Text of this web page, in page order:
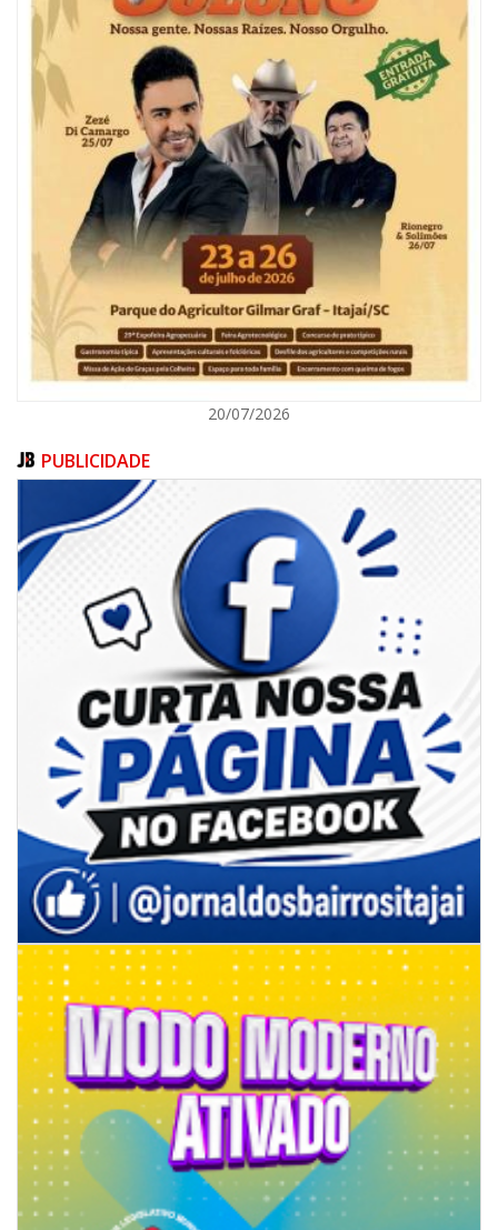
08/08/2026 | 07:00
Reservatórios de Penha são higienizados com ajuda de mergulhadores e
sem interrupção no abastecimento
ITAJAÍ
08/08/2026 | 07:00
Limpeza de valas e ribeirões avança no interior de Itajaí
ITAJAÍ
20/07/2026
PUBLICIDADE